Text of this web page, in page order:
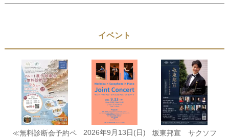
イベント
≪無料診断会予約ペ
2026年9月13日(日)
坂東邦宣 サクソフ